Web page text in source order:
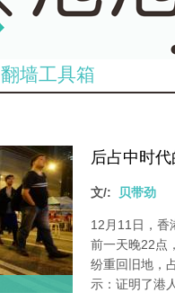
翻墙工具箱
后占中时
文/: 贝带劲
12月11日，香
前一天晚22点
纷重回旧地，
示：证明了港